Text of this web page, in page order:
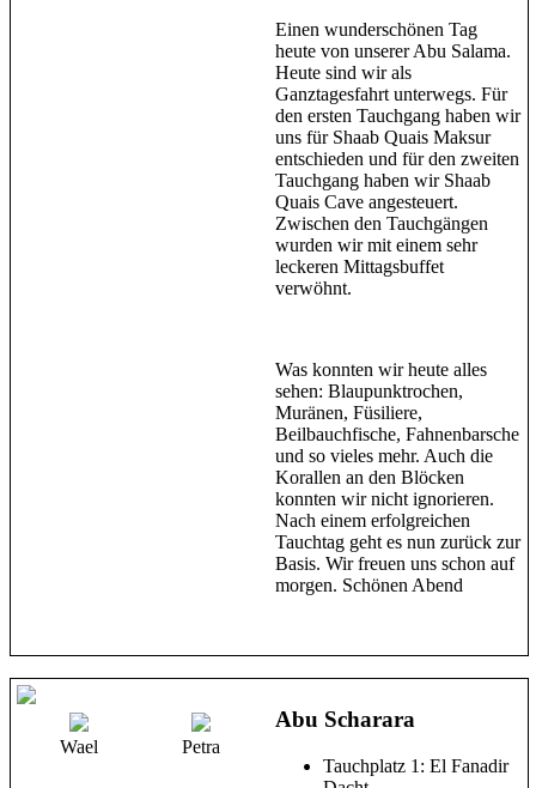
Einen wunderschönen Tag
heute von unserer Abu Salama.
Heute sind wir als
Ganztagesfahrt unterwegs. Für
den ersten Tauchgang haben wir
uns für Shaab Quais Maksur
entschieden und für den zweiten
Tauchgang haben wir Shaab
Quais Cave angesteuert.
Zwischen den Tauchgängen
wurden wir mit einem sehr
leckeren Mittagsbuffet
verwöhnt.
Was konnten wir heute alles
sehen: Blaupunktrochen,
Muränen, Füsiliere,
Beilbauchfische, Fahnenbarsche
und so vieles mehr. Auch die
Korallen an den Blöcken
konnten wir nicht ignorieren.
Nach einem erfolgreichen
Tauchtag geht es nun zurück zur
Basis. Wir freuen uns schon auf
morgen. Schönen Abend
Wael Petra
Abu Scharara
Tauchplatz 1: El Fanadir